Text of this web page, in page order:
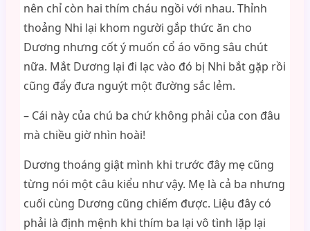
nên chỉ còn hai thím cháu ngồi với nhau. Thỉnh
thoảng Nhi lại khom người gắp thức ăn cho
Dương nhưng cốt ý muốn cổ áo võng sâu chút
nữa. Mắt Dương lại đi lạc vào đó bị Nhi bắt gặp rồi
cũng đẩy đưa nguýt một đường sắc lẻm.
– Cái này của chú ba chứ không phải của con đâu
mà chiều giờ nhìn hoài!
Dương thoáng giật mình khi trước đây mẹ cũng
từng nói một câu kiểu như vậy. Mẹ là cả ba nhưng
cuối cùng Dương cũng chiếm được. Liệu đây có
phải là định mệnh khi thím ba lại vô tình lặp lại